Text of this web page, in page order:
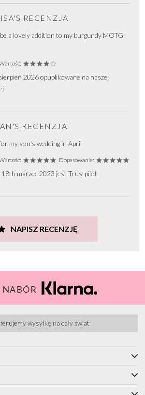
RECENZJA
a lovely addition to my burgundy MOTG
2026 opublikowane na naszej
RECENZJA
my son's wedding in April
Dopasowanie:
marzec 2023 jest Trustpilot
NAPISZ RECENZJĘ
NABÓR
wysyłkę na cały świat